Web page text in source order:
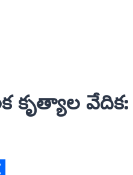
కృత్యాల వేదిక: